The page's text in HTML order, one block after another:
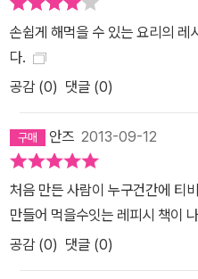
손쉽게 해먹을 수 있는 요리의 레
다.
공감 (0) 댓글 (0)
안즈 2013-09-12
처음 만든 사람이 누구건간에 티
만들어 먹을수잇는 레피시 책이
공감 (0) 댓글 (0)